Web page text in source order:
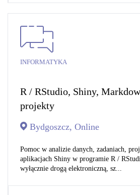
INFORMATYKA
R / RStudio, Shiny,
projekty
Bydgoszcz, Online
Pomoc w analizie danych, zadaniach,
aplikacjach Shiny w programie R /
wyłącznie drogą elektroniczną, sz...